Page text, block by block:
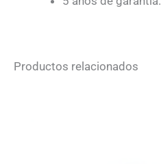
Productos relacionados